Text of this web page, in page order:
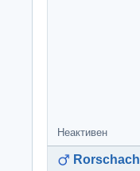
Неактивен
Rorschach